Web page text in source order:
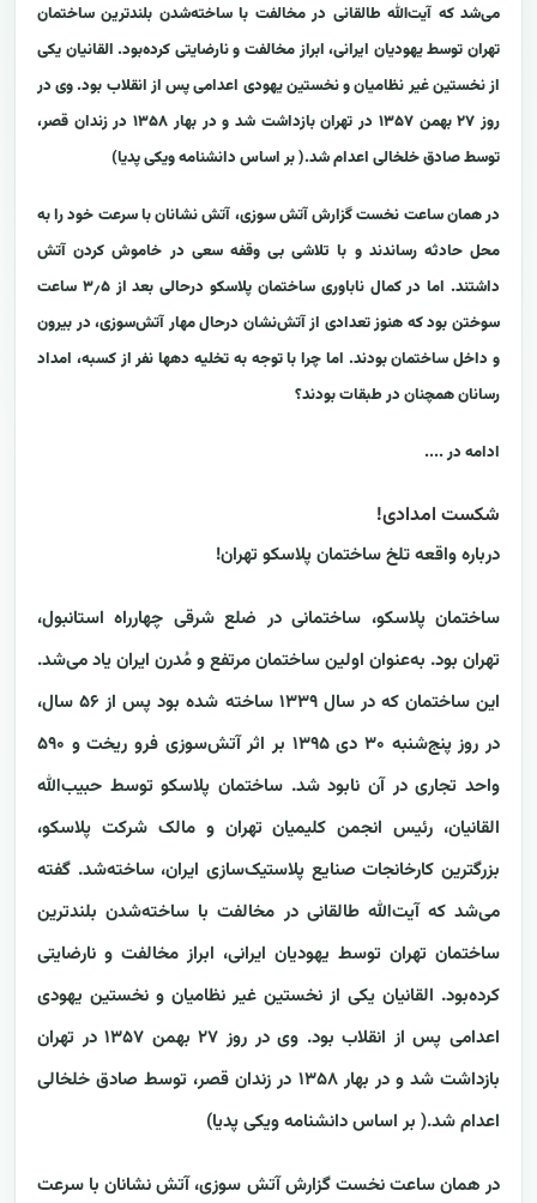
می‌شد که آیت‌الله طالقانی در مخالفت با ساخته‌شدن بلندترین ساختمان
تهران توسط یهودیان ایرانی، ابراز مخالفت و نارضایتی کرده‌بود. القانیان یکی
از نخستین غیر نظامیان و نخستین یهودی اعدامی پس از انقلاب بود. وی در
روز ۲۷ بهمن ۱۳۵۷ در تهران بازداشت شد و در بهار ۱۳۵۸ در زندان قصر،
توسط صادق خلخالی اعدام شد.( بر اساس دانشنامه ویکی پدیا)
در همان ساعت نخست گزارش آتش سوزی، آتش نشانان با سرعت خود را به
محل حادثه رساندند و با تلاشی بی وقفه سعی در خاموش کردن آتش
داشتند. اما در کمال ناباوری ساختمان پلاسکو درحالی بعد از ۳٫۵ ساعت
سوختن بود که هنوز تعدادی از آتش‌نشان درحال مهار آتش‌سوزی، در بیرون
و داخل ساختمان بودند. اما چرا با توجه به تخلیه دهها نفر از کسبه، امداد
رسانان همچنان در طبقات بودند؟
ادامه در ....
شکست امدادی!
درباره واقعه تلخ ساختمان پلاسکو تهران!
ساختمان پلاسکو، ساختمانی در ضلع شرقی چهارراه استانبول،
تهران بود. به‌عنوان اولین ساختمان مرتفع و مُدرن ایران یاد می‌شد.
این ساختمان که در سال ۱۳۳۹ ساخته شده بود پس از ۵۶ سال،
در روز پنج‌شنبه ۳۰ دی ۱۳۹۵ بر اثر آتش‌سوزی فرو ریخت و ۵۹۰
واحد تجاری در آن نابود شد. ساختمان پلاسکو توسط حبیب‌الله
القانیان، رئیس انجمن کلیمیان تهران و مالک شرکت پلاسکو،
بزرگترین کارخانجات صنایع پلاستیک‌سازی ایران، ساخته‌شد. گفته
می‌شد که آیت‌الله طالقانی در مخالفت با ساخته‌شدن بلندترین
ساختمان تهران توسط یهودیان ایرانی، ابراز مخالفت و نارضایتی
کرده‌بود. القانیان یکی از نخستین غیر نظامیان و نخستین یهودی
اعدامی پس از انقلاب بود. وی در روز ۲۷ بهمن ۱۳۵۷ در تهران
بازداشت شد و در بهار ۱۳۵۸ در زندان قصر، توسط صادق خلخالی
اعدام شد.( بر اساس دانشنامه ویکی پدیا)
در همان ساعت نخست گزارش آتش سوزی، آتش نشانان با سرعت